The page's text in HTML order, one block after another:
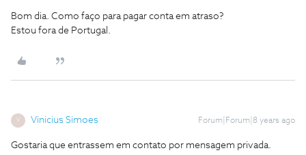
Bom dia. Como faço para pagar conta em atraso?
Estou fora de Portugal.
V Vinicius Simoes Forum|Forum|8 years ago
Gostaria que entrassem em contato por mensagem privada.